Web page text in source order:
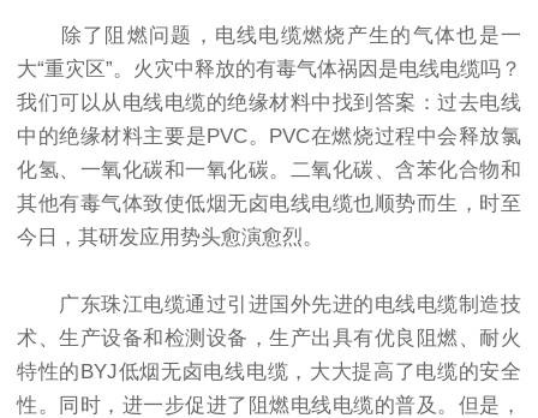
除了阻燃问题，电线电缆燃烧产生的气体也是一
大“重灾区”。火灾中释放的有毒气体祸因是电线电缆吗？
我们可以从电线电缆的绝缘材料中找到答案：过去电线
中的绝缘材料主要是PVC。PVC在燃烧过程中会释放氯
化氢、一氧化碳和一氧化碳。二氧化碳、含苯化合物和
其他有毒气体致使低烟无卤电线电缆也顺势而生，时至
今日，其研发应用势头愈演愈烈。
广东珠江电缆通过引进国外先进的电线电缆制造技
术、生产设备和检测设备，生产出具有优良阻燃、耐火
特性的BYJ低烟无卤电线电缆，大大提高了电缆的安全
性。同时，进一步促进了阻燃电线电缆的普及。但是，